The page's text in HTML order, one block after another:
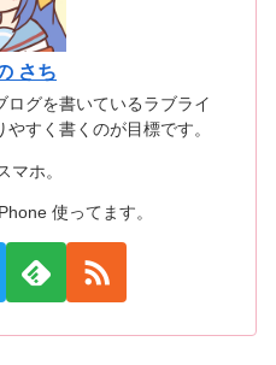
さち
グを書いているラブライ
すく書くのが目標です。
マホ。
使ってます。